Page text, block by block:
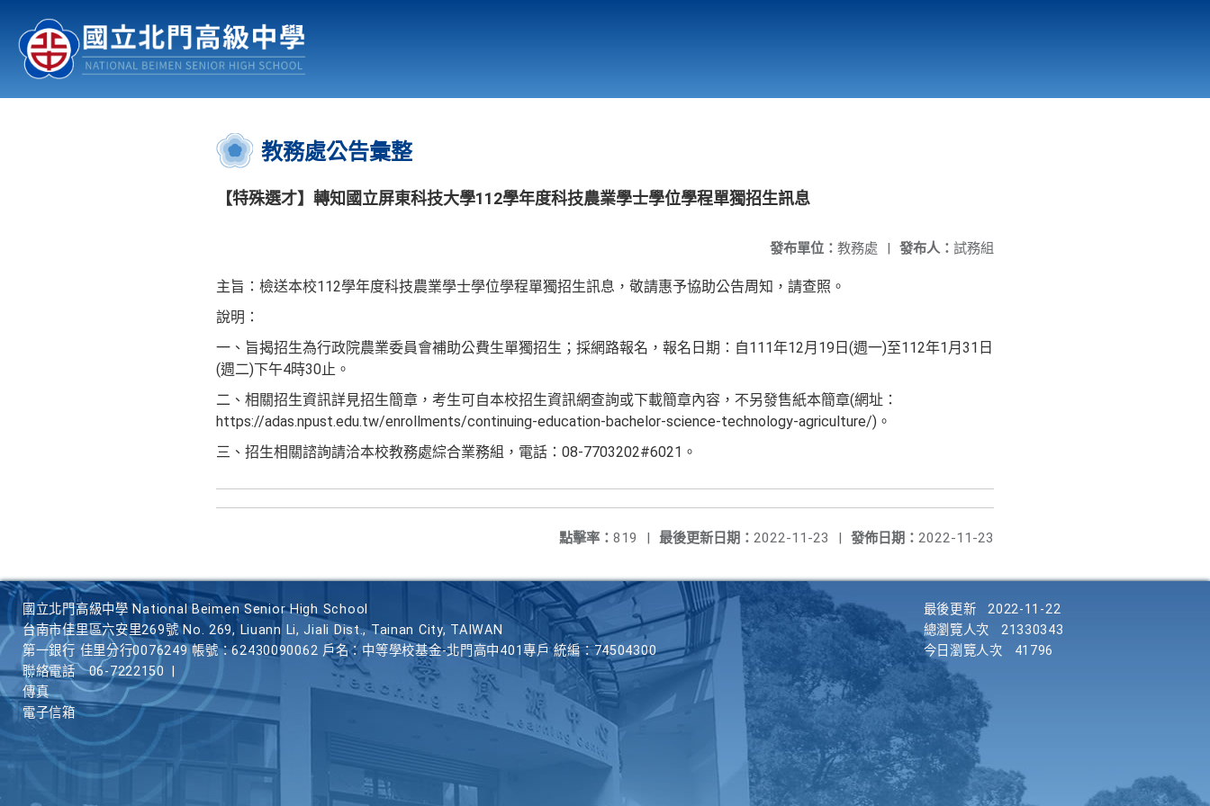
認識北中 行事曆
:::
教務處公告彙整
【特殊選才】轉知國立屏東科技大學112學年度科技農業學士學位學程單獨招生訊息
發布人： 試務組
發布單位： 教務處 |
主旨：檢送本校112學年度科技農業學士學位學程單獨招生訊息，敬請惠予協助公告周知，請查照。
說明：
一、旨揭招生為行政院農業委員會補助公費生單獨招生；採網路報名，報名日期：自111年12月19日(週一)至112年1月31日
(週二)下午4時30止。
二、相關招生資訊詳見招生簡章，考生可自本校招生資訊網查詢或下載簡章內容，不另發售紙本簡章(網址：
https://adas.npust.edu.tw/enrollments/continuing-education-bachelor-science-technology-agriculture/)。
三、招生相關諮詢請洽本校教務處綜合業務組，電話：08-7703202#6021。
發佈日期： 2022-11-23
最後更新日期： 2022-11-23 |
點擊率： 819 |
國立北門高級中學 National Beimen Senior High School
台南市佳里區六安里269號 No. 269, Liuann Li, Jiali Dist., Tainan City, TAIWAN
第一銀行 佳里分行0076249 帳號：62430090062 戶名：中等學校基金-北門高中401專戶 統編：74504300
聯絡電話
06-7222150
傳真
電子信箱
最後更新
2022-11-22
總瀏覽人次
21330343
今日瀏覽人次
41796